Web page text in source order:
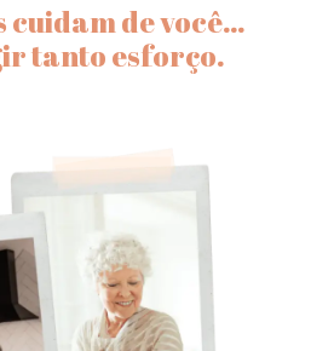
cuidam de você…
tanto esforço.